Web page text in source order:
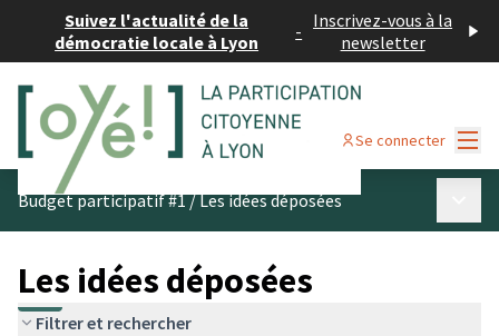
Suivez l'actualité de la
démocratie locale à Lyon
- Inscrivez-vous à la
newsletter
Se connecter
Budget participatif #1/Les idées déposées
Les idées déposées
Filtrer et rechercher